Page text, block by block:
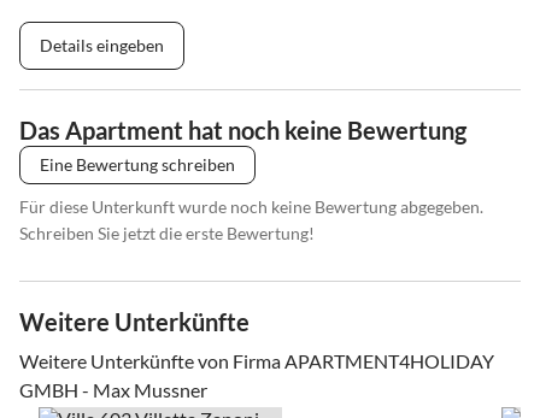
Details eingeben
Das Apartment hat noch keine Bewertung
Eine Bewertung schreiben
Für diese Unterkunft wurde noch keine Bewertung abgegeben.
Schreiben Sie jetzt die erste Bewertung!
Weitere Unterkünfte
Weitere Unterkünfte von Firma APARTMENT4HOLIDAY
GMBH - Max Mussner